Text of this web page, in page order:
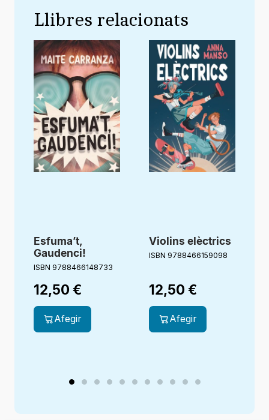
Llibres relacionats
Esfuma’t,
Gaudenci!
ISBN 9788466148733
12,50 €
Afegir
Violins elèctrics
ISBN 9788466159098
12,50 €
Afegir